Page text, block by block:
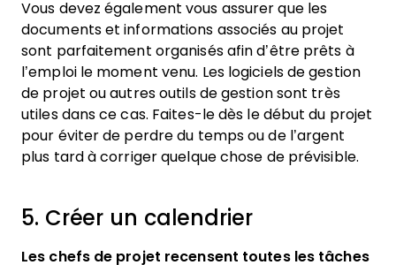
Vous devez également vous assurer que les
documents et informations associés au projet
sont parfaitement organisés afin d’être prêts à
l’emploi le moment venu. Les logiciels de gestion
de projet ou autres outils de gestion sont très
utiles dans ce cas. Faites-le dès le début du projet
pour éviter de perdre du temps ou de l’argent
plus tard à corriger quelque chose de prévisible.
5. Créer un calendrier
Les chefs de projet recensent toutes les tâches